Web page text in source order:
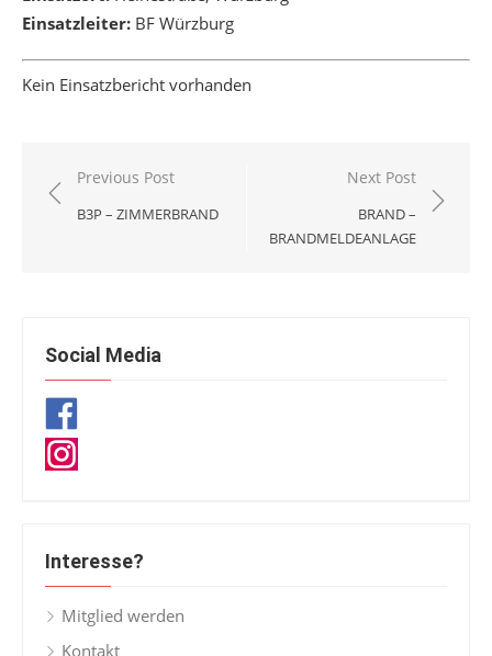
Einsatzleiter: BF Würzburg
Kein Einsatzbericht vorhanden
Beitragsnavigation
Previous Post
B3P – ZIMMERBRAND
Next Post
BRAND –
BRANDMELDEANLAGE
Social Media
Interesse?
Mitglied werden
Kontakt